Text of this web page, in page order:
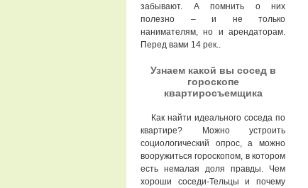
забывают. А помнить о них
полезно – и не только
нанимателям, но и арендаторам.
Перед вами 14 рек..
Узнаем какой вы сосед в
гороскопе
квартиросъемщика
Как найти идеального соседа по
квартире? Можно устроить
социологический опрос, а можно
вооружиться гороскопом, в котором
есть немалая доля правды. Чем
хороши соседи-Тельцы и почему